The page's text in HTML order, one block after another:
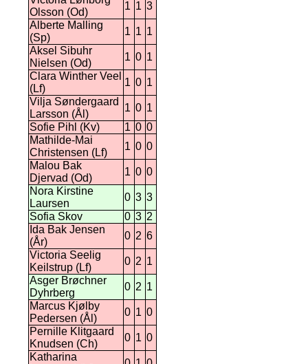
Olsson (Od)
1 1 3
Alberte Malling
(Sp)
1 1 1
Aksel Sibuhr
Nielsen (Od)
1 0 1
Clara Winther Veel
(Lf)
1 0 1
Vilja Søndergaard
Larsson (Ål)
1 0 1
Sofie Pihl (Kv)
1 0 0
Mathilde-Mai
Christensen (Lf)
1 0 0
Malou Bak
Djervad (Od)
1 0 0
Nora Kirstine
Laursen
0 3 3
Sofia Skov
0 3 2
Ida Bak Jensen
(År)
0 2 6
Victoria Seelig
Keilstrup (Lf)
0 2 1
Asger Brøchner
Dyhrberg
0 2 1
Marcus Kjølby
Pedersen (Ål)
0 1 0
Pernille Klitgaard
Knudsen (Ch)
0 1 0
Katharina